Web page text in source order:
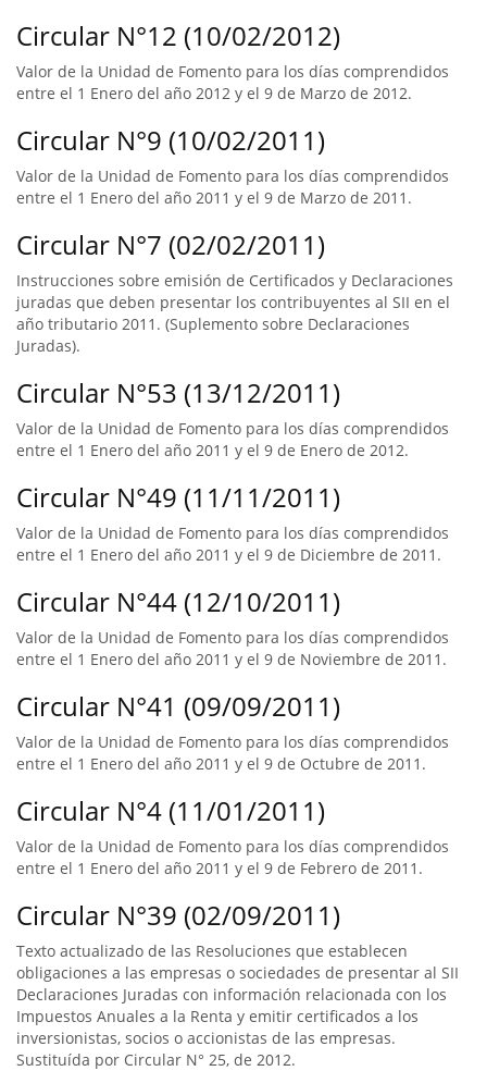
Circular N°12 (10/02/2012)
Valor de la Unidad de Fomento para los días comprendidos
entre el 1 Enero del año 2012 y el 9 de Marzo de 2012.
Circular N°9 (10/02/2011)
Valor de la Unidad de Fomento para los días comprendidos
entre el 1 Enero del año 2011 y el 9 de Marzo de 2011.
Circular N°7 (02/02/2011)
Instrucciones sobre emisión de Certificados y Declaraciones
juradas que deben presentar los contribuyentes al SII en el
año tributario 2011. (Suplemento sobre Declaraciones
Juradas).
Circular N°53 (13/12/2011)
Valor de la Unidad de Fomento para los días comprendidos
entre el 1 Enero del año 2011 y el 9 de Enero de 2012.
Circular N°49 (11/11/2011)
Valor de la Unidad de Fomento para los días comprendidos
entre el 1 Enero del año 2011 y el 9 de Diciembre de 2011.
Circular N°44 (12/10/2011)
Valor de la Unidad de Fomento para los días comprendidos
entre el 1 Enero del año 2011 y el 9 de Noviembre de 2011.
Circular N°41 (09/09/2011)
Valor de la Unidad de Fomento para los días comprendidos
entre el 1 Enero del año 2011 y el 9 de Octubre de 2011.
Circular N°4 (11/01/2011)
Valor de la Unidad de Fomento para los días comprendidos
entre el 1 Enero del año 2011 y el 9 de Febrero de 2011.
Circular N°39 (02/09/2011)
Texto actualizado de las Resoluciones que establecen
obligaciones a las empresas o sociedades de presentar al SII
Declaraciones Juradas con información relacionada con los
Impuestos Anuales a la Renta y emitir certificados a los
inversionistas, socios o accionistas de las empresas.
Sustituída por Circular N° 25, de 2012.